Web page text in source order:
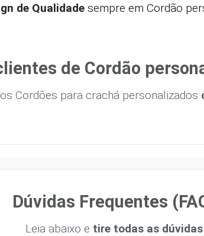
de Qualidade sempre em Cordão
de Cordão
Cordões para crachá personalizados
Dúvidas Frequentes
Leia abaixo e tire todas as dúvidas